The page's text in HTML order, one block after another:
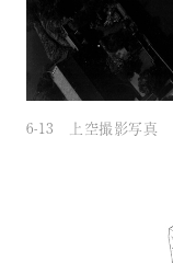
6-13 上空撮影写真